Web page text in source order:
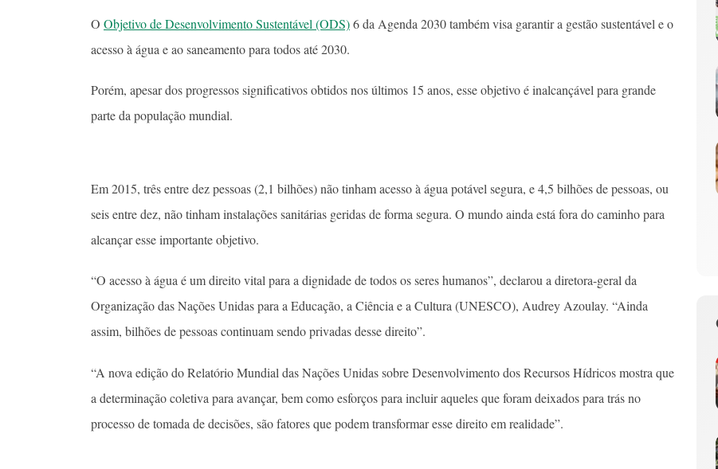
O Objetivo de Desenvolvimento Sustentável (ODS)6 da Agenda 2030 também visa garantir a gestão sustentável e o
acesso à água e ao saneamento para todos até 2030.
Porém, apesar dos progressos significativos obtidos nos últimos 15 anos, esse objetivo é inalcançável para grande
parte da população mundial.
Em 2015, três entre dez pessoas (2,1 bilhões) não tinham acesso à água potável segura, e 4,5 bilhões de pessoas, ou
seis entre dez, não tinham instalações sanitárias geridas de forma segura. O mundo ainda está fora do caminho para
alcançar esse importante objetivo.
“O acesso à água é um direito vital para a dignidade de todos os seres humanos”, declarou a diretora-geral da
Organização das Nações Unidas para a Educação, a Ciência e a Cultura (UNESCO), Audrey Azoulay. “Ainda
assim, bilhões de pessoas continuam sendo privadas desse direito”.
“A nova edição do Relatório Mundial das Nações Unidas sobre Desenvolvimento dos Recursos Hídricos mostra que
a determinação coletiva para avançar, bem como esforços para incluir aqueles que foram deixados para trás no
processo de tomada de decisões, são fatores que podem transformar esse direito em realidade”.